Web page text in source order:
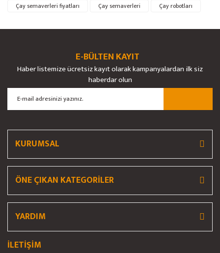
Çay semaverleri fiyatları
Çay semaverleri Çay robotları
E-BÜLTEN KAYIT
Haber listemize ücretsiz kayıt olarak kampanyalardan ilk siz
haberdar olun
KURUMSAL
ÖNE ÇIKAN KATEGORİLER
YARDIM
İLETİŞİM